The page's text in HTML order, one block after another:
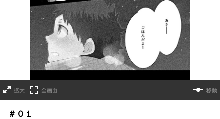
拡大 全画面 移動
＃０１